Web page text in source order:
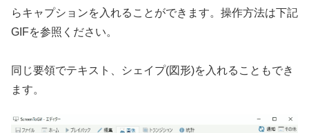
らキャプションを入れることができます。操作方法は下記
GIFを参照ください。
同じ要領でテキスト、シェイプ(図形)を入れることもでき
ます。